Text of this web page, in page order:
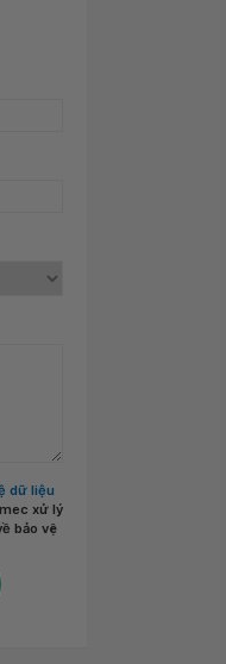
dữ liệu
xử lý
bảo vệ